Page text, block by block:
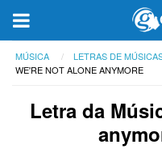
MÚSICA LETRAS DE
WE'RE NOT ALONE ANYMORE
Letra da